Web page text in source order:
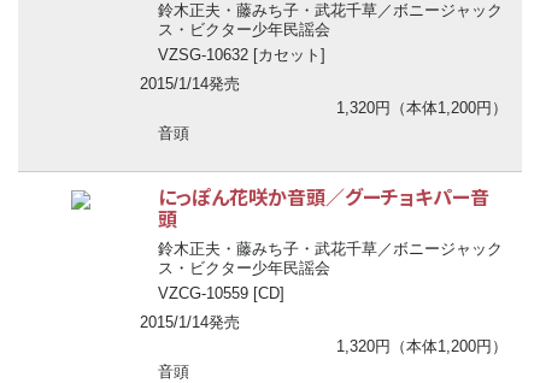
鈴木正夫・藤みち子・武花千草／ボニージャック
ス・ビクター少年民謡会
VZSG-10632 [カセット]
2015/1/14発売
1,320円（本体1,200円）
音頭
にっぽん花咲か音頭／グーチョキパー音
頭
鈴木正夫・藤みち子・武花千草／ボニージャック
ス・ビクター少年民謡会
VZCG-10559 [CD]
2015/1/14発売
1,320円（本体1,200円）
音頭